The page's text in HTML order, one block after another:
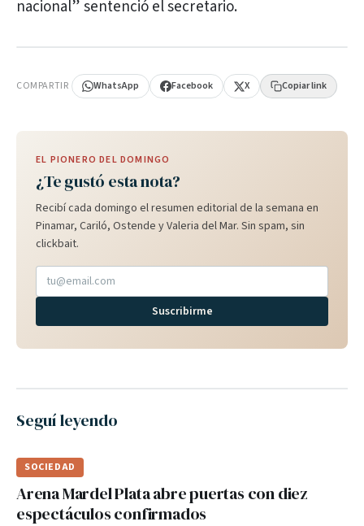
nacional” sentenció el secretario.
COMPARTIR WhatsApp Facebook X Copiar link
EL PIONERO DEL DOMINGO
¿Te gustó esta nota?
Recibí cada domingo el resumen editorial de la semana en
Pinamar, Cariló, Ostende y Valeria del Mar. Sin spam, sin
clickbait.
Suscribirme
Seguí leyendo
SOCIEDAD
Arena Mardel Plata abre puertas con diez
espectáculos confirmados